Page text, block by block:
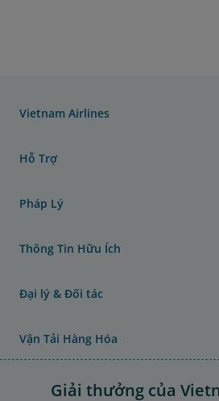
Vietnam Airlines
Hỗ Trợ
Pháp Lý
Thông Tin Hữu Ích
Đại lý & Đối tác
Vận Tải Hàng Hóa
Giải thưởng của